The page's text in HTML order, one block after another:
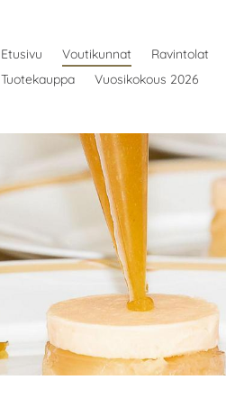
Etusivu Voutikunnat Ravintolat
Tuotekauppa
Vuosikokous 2026